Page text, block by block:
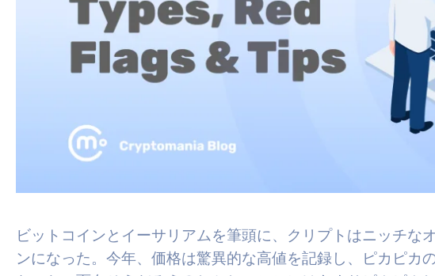
ビットコインとイーサリアムを筆頭に、クリプトはニッチな
ンになった。今年、価格は驚異的な高値を記録し、ピカピカ